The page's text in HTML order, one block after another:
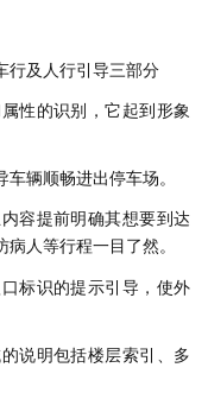
⾏及⼈⾏引导三部分
性的识别，它起到形象
辆顺畅进出停⻋场。
容提前明确其想要到达
病⼈等⾏程⼀⽬了然。
标识的提⽰引导，使外
说明包括楼层索引、多